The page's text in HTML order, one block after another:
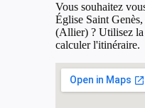
Vous souhaitez
Église Saint
(Allier) ? Utilisez la
calculer l'itinéraire.